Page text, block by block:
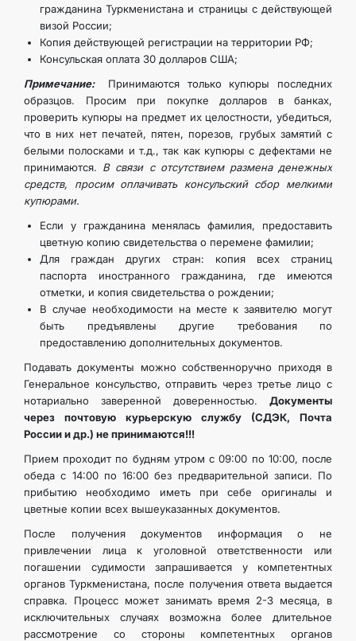
гражданина Туркменистана и страницы с действующей
визой России;
Копия действующей регистрации на территории РФ;
Консульская оплата 30 долларов США;
Примечание: Принимаются только купюры последних
образцов. Просим при покупке долларов в банках,
проверить купюры на предмет их целостности, убедиться,
что в них нет печатей, пятен, порезов, грубых замятий с
белыми полосками и т.д., так как купюры с дефектами не
принимаются. В связи с отсутствием размена денежных
средств, просим оплачивать консульский сбор мелкими
купюрами.
Если у гражданина менялась фамилия, предоставить
цветную копию свидетельства о перемене фамилии;
Для граждан других стран: копия всех страниц
паспорта иностранного гражданина, где имеются
отметки, и копия свидетельства о рождении;
В случае необходимости на месте к заявителю могут
быть предъявлены другие требования по
предоставлению дополнительных документов.
Подавать документы можно собственноручно приходя в
Генеральное консульство, отправить через третье лицо с
нотариально заверенной доверенностью. Документы
через почтовую курьерскую службу (СДЭК, Почта
России и др.) не принимаются!!!
Прием проходит по будням утром с 09:00 по 10:00, после
обеда с 14:00 по 16:00 без предварительной записи. По
прибытию необходимо иметь при себе оригиналы и
цветные копии всех вышеуказанных документов.
После получения документов информация о не
привлечении лица к уголовной ответственности или
погашении судимости запрашивается у компетентных
органов Туркменистана, после получения ответа выдается
справка. Процесс может занимать время 2-3 месяца, в
исключительных случаях возможна более длительное
рассмотрение со стороны компетентных органов